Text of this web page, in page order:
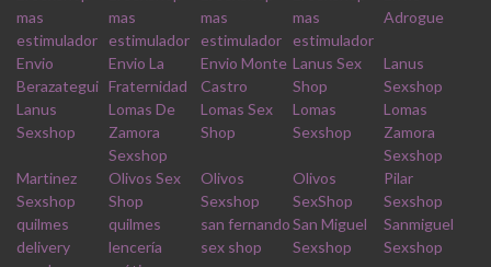
mas
estimulador
mas
estimulador
mas
estimulador
mas
estimulador
Adrogue
Envio
Berazategui
Envio La
Fraternidad
Envio Monte
Castro
Lanus Sex
Shop
Lanus
Sexshop
Lanus
Sexshop
Lomas De
Zamora
Sexshop
Lomas Sex
Shop
Lomas
Sexshop
Lomas
Zamora
Sexshop
Martinez
Sexshop
Olivos Sex
Shop
Olivos
Sexshop
Olivos
SexShop
Pilar
Sexshop
quilmes
delivery
quilmes
lencería
san fernando
sex shop
San Miguel
Sexshop
Sanmiguel
Sexshop